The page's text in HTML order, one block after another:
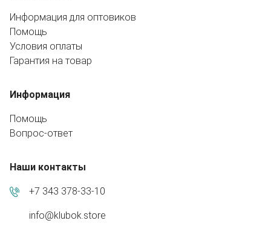
Информация для оптовиков
Помощь
Условия оплаты
Гарантия на товар
Информация
Помощь
Вопрос-ответ
Наши контакты
+7 343 378-33-10
info@klubok.store